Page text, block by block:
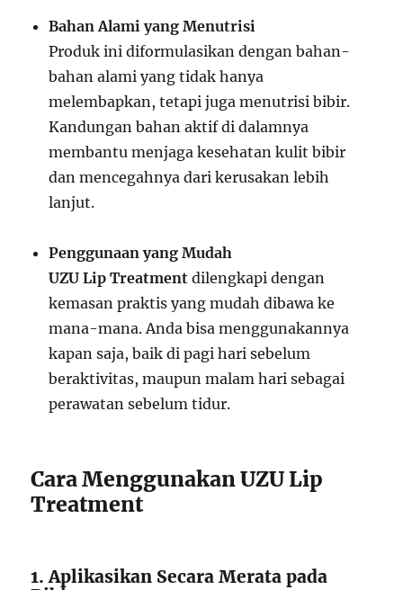
Bahan Alami yang Menutrisi
Produk ini diformulasikan dengan bahan-
bahan alami yang tidak hanya
melembapkan, tetapi juga menutrisi bibir.
Kandungan bahan aktif di dalamnya
membantu menjaga kesehatan kulit bibir
dan mencegahnya dari kerusakan lebih
lanjut.
Penggunaan yang Mudah
UZU Lip Treatment dilengkapi dengan
kemasan praktis yang mudah dibawa ke
mana-mana. Anda bisa menggunakannya
kapan saja, baik di pagi hari sebelum
beraktivitas, maupun malam hari sebagai
perawatan sebelum tidur.
Cara Menggunakan UZU Lip
Treatment
1. Aplikasikan Secara Merata pada